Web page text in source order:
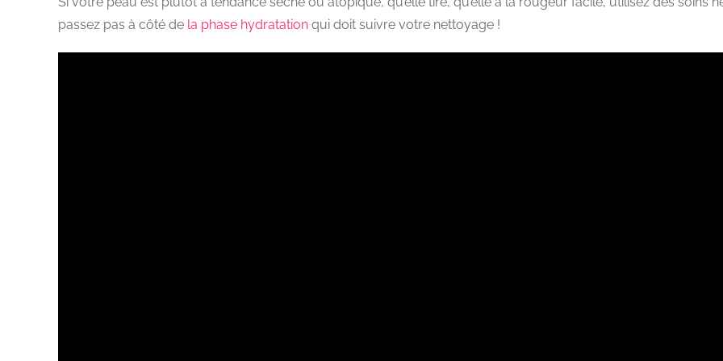
passez pas à côté de la phase hydratationqui doit suivre votre nettoyage !